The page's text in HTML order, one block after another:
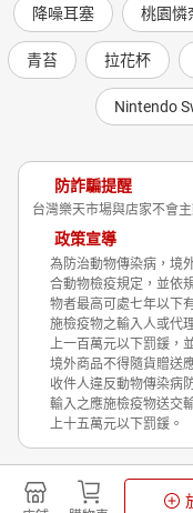
降噪耳塞 桃園憐
青苔 拉花杯
Nintendo
防詐騙提醒
台灣樂天市場與店家不會
政策宣導
為防治動物傳染病，境
合動物檢疫規定，並依
物者最高可處七年以下
施檢疫物之輸入人或代
上一百萬元以下罰鍰，
境外商品不得隨貨贈送
收件人違反動物傳染病
輸入之應施檢疫物送交
上十五萬元以下罰鍰。
Shopping is
非洲豬瘟政策宣導
隱私